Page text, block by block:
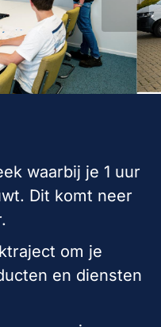
waarbij je 1 uur
Dit komt neer
om je
en diensten